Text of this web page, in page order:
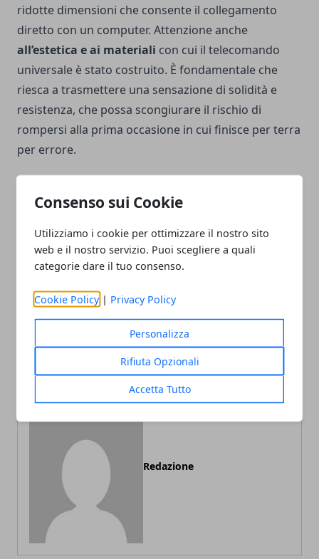
Consenso sui Cookie
Utilizziamo i cookie per ottimizzare il nostro sito
web e il nostro servizio. Puoi scegliere a quali
categorie dare il tuo consenso.
Cookie Policy | Privacy Policy
Personalizza
Rifiuta Opzionali
Accetta Tutto
ridotte dimensioni che consente il collegamento
diretto con un computer. Attenzione anche
all’estetica e ai materiali con cui il telecomando
universale è stato costruito. È fondamentale che
riesca a trasmettere una sensazione di solidità e
resistenza, che possa scongiurare il rischio di
rompersi alla prima occasione in cui finisce per terra
per errore.
FacebookTwitterWhatsapp
Articolo Precedente Articolo Successivo
ecco alcuni consigli utili
Redazione